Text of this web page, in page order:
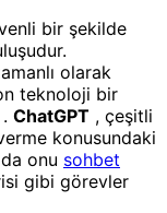
bir şekilde
olarak
teknoloji bir
. ChatGPT , çeşitli
konusundaki
onu sohbet
gibi görevler